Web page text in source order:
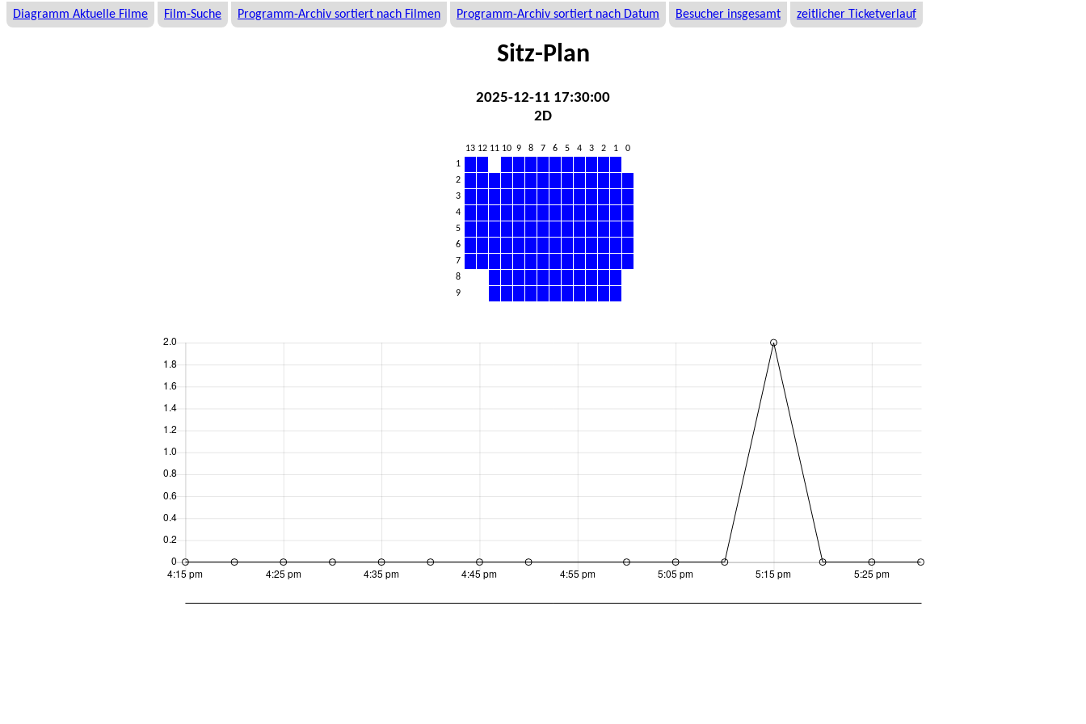
Diagramm Aktuelle Filme Film-Suche Programm-Archiv sortiert nach Filmen Programm-Archiv sortiert nach Datum Besucher insgesamt zeitlicher Ticketverlauf
Sitz-Plan
2025-12-11 17:30:00
2D
13 12 11 10 9 8 7 6 5 4 3 2 1
0
1
2
3
4
5
6
7
8
9